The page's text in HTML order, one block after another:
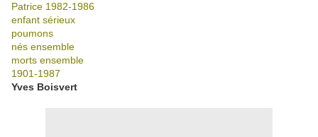
Patrice 1982-1986
enfant sérieux
poumons
nés ensemble
morts ensemble
1901-1987
Yves Boisvert